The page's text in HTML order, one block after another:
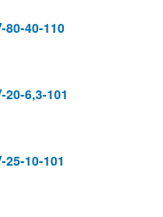
40-110
6,3-101
10-101